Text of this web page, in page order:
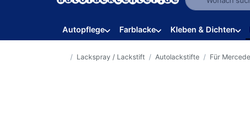
Autopflege Farblacke Kleben & Dichten
Startseite
Lackspray / Lackstift Autolackstifte Für